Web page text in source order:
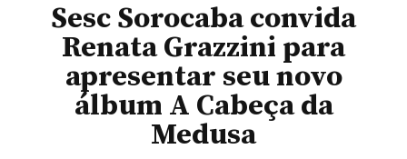
Sesc Sorocaba convida
Renata Grazzini para
apresentar seu novo
álbum A Cabeça da
Medusa